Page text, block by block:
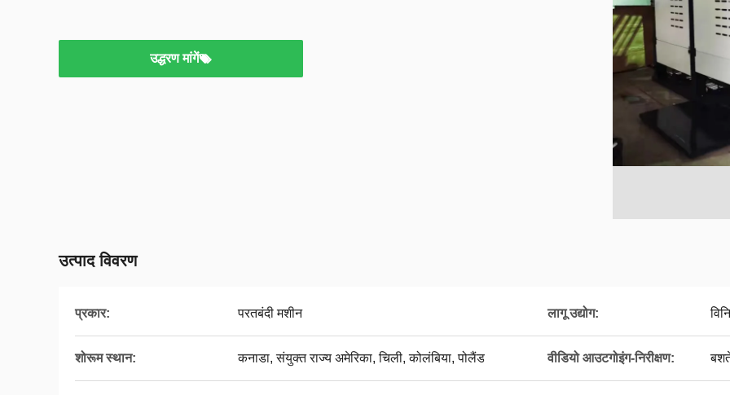
उद्धरण मांगें
उत्पाद विवरण
प्रकार: परतबंदी मशीन लागू उद्योग:
शोरूम स्थान: कनाडा, संयुक्त राज्य अमेरिका, चिली, कोलंबिया, पोलैंड वीडियो आउटगोइंग-निरीक्षण: